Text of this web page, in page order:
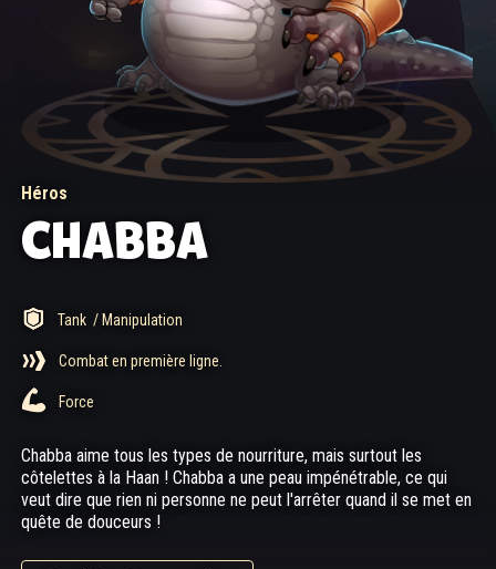
Héros
CHABBA
Tank / Manipulation
Combat en première ligne.
Force
Chabba aime tous les types de nourriture, mais surtout les
côtelettes à la Haan ! Chabba a une peau impénétrable, ce qui
veut dire que rien ni personne ne peut l'arrêter quand il se met en
quête de douceurs !